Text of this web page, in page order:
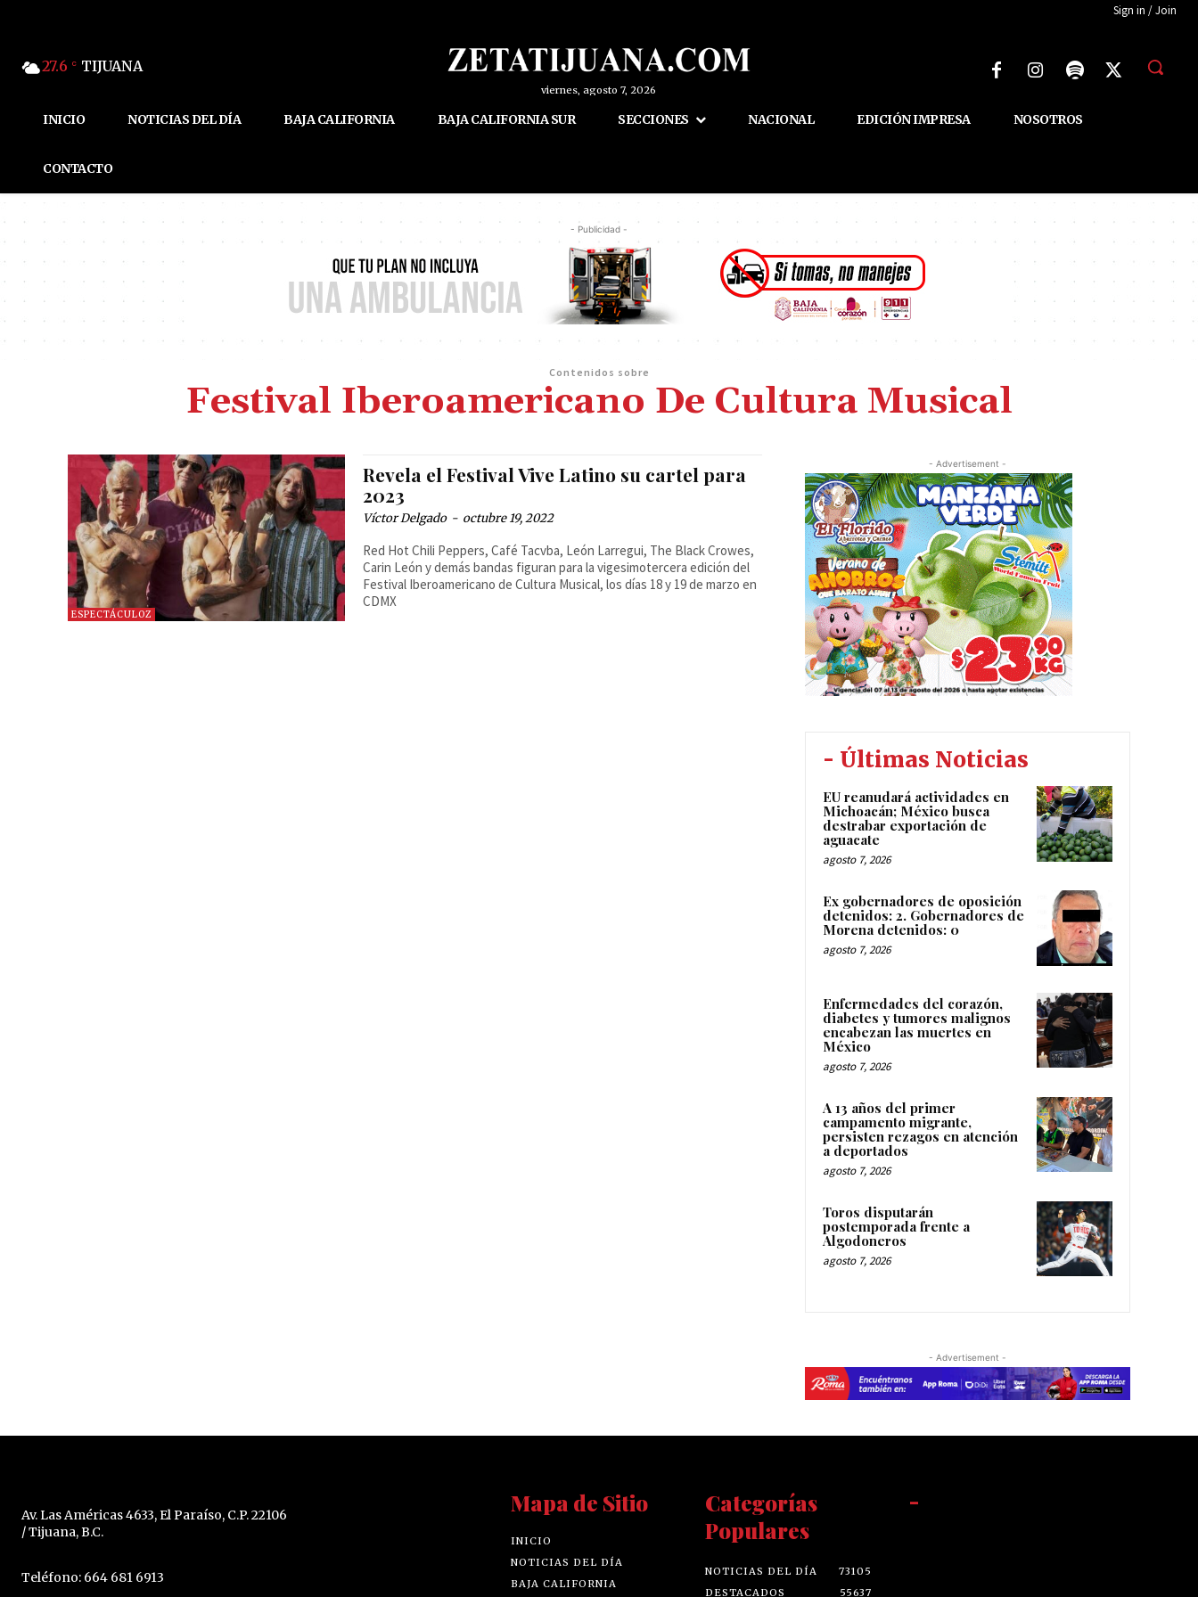
Sign in / Join
27.6 C TIJUANA
viernes, agosto 7, 2026
INICIO NOTICIAS DEL DÍA BAJA CALIFORNIA BAJA CALIFORNIA SUR SECCIONES NACIONAL EDICIÓN IMPRESA NOSOTROS
CONTACTO
- Publicidad -
Contenidos sobre
Festival Iberoamericano De Cultura Musical
ESPECTÁCULOZ
Revela el Festival Vive Latino su cartel para
2023
Víctor Delgado - octubre 19, 2022
Red Hot Chili Peppers, Café Tacvba, León Larregui, The Black Crowes,
Carin León y demás bandas figuran para la vigesimotercera edición del
Festival Iberoamericano de Cultura Musical, los días 18 y 19 de marzo en
CDMX
- Advertisement -
- Últimas Noticias
EU reanudará actividades en
Michoacán; México busca
destrabar exportación de
aguacate
agosto 7, 2026
Ex gobernadores de oposición
detenidos: 2. Gobernadores de
Morena detenidos: 0
agosto 7, 2026
Enfermedades del corazón,
diabetes y tumores malignos
encabezan las muertes en
México
agosto 7, 2026
A 13 años del primer
campamento migrante,
persisten rezagos en atención
a deportados
agosto 7, 2026
Toros disputarán
postemporada frente a
Algodoneros
agosto 7, 2026
- Advertisement -
Av. Las Américas 4633, El Paraíso, C.P. 22106
/ Tijuana, B.C.
Teléfono: 664 681 6913
Mapa de Sitio
INICIO
NOTICIAS DEL DÍA
BAJA CALIFORNIA
Categorías
Populares
NOTICIAS DEL DÍA
73105
DESTACADOS
55637
-